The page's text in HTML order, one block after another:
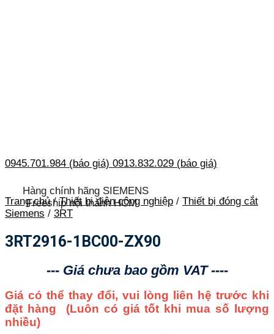
0945.701.984 (báo giá) 0913.832.029 (báo giá)
Hàng chính hãng SIEMENS
Freeship nội thành HCM
Trang chủ / Thiết bị điện công nghiệp / Thiết bị đóng cắt
Siemens / 3RT
3RT2916-1BC00-ZX90
--- Giá chưa bao gồm VAT ----
Giá có thể thay đổi, vui lòng liên hệ trước khi
đặt hàng (Luôn có giá tốt khi mua số lượng
nhiều)